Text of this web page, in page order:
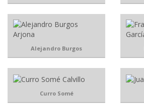
Alejandro Burgos
Curro Somé